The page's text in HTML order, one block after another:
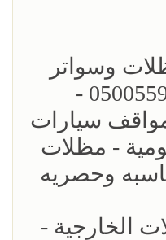
وسواتر
الاختيار الاول - 0500559613 -
سيارات
- مظلات
وحصريه
الخارجية -